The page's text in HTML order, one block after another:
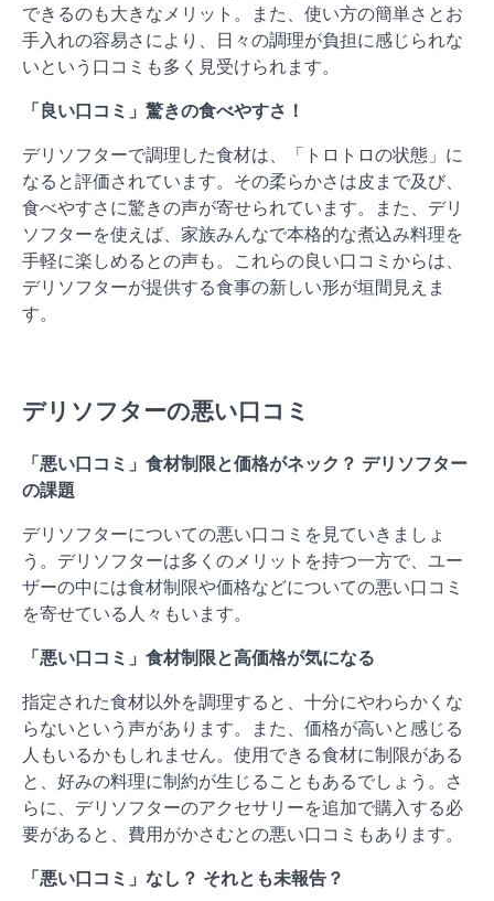
できるのも大きなメリット。また、使い方の簡単さとお
手入れの容易さにより、日々の調理が負担に感じられな
いという口コミも多く見受けられます。
「良い口コミ」驚きの食べやすさ！
デリソフターで調理した食材は、「トロトロの状態」に
なると評価されています。その柔らかさは皮まで及び、
食べやすさに驚きの声が寄せられています。また、デリ
ソフターを使えば、家族みんなで本格的な煮込み料理を
手軽に楽しめるとの声も。これらの良い口コミからは、
デリソフターが提供する食事の新しい形が垣間見えま
す。
デリソフターの悪い口コミ
「悪い口コミ」食材制限と価格がネック？ デリソフター
の課題
デリソフターについての悪い口コミを見ていきましょ
う。デリソフターは多くのメリットを持つ一方で、ユー
ザーの中には食材制限や価格などについての悪い口コミ
を寄せている人々もいます。
「悪い口コミ」食材制限と高価格が気になる
指定された食材以外を調理すると、十分にやわらかくな
らないという声があります。また、価格が高いと感じる
人もいるかもしれません。使用できる食材に制限がある
と、好みの料理に制約が生じることもあるでしょう。さ
らに、デリソフターのアクセサリーを追加で購入する必
要があると、費用がかさむとの悪い口コミもあります。
「悪い口コミ」なし？ それとも未報告？